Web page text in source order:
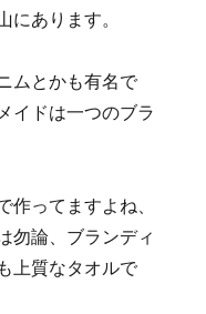
あります。
ムとかも有名で
イドは一つのブラ
ってますよね、
勿論、ブランディ
上質なタオルで